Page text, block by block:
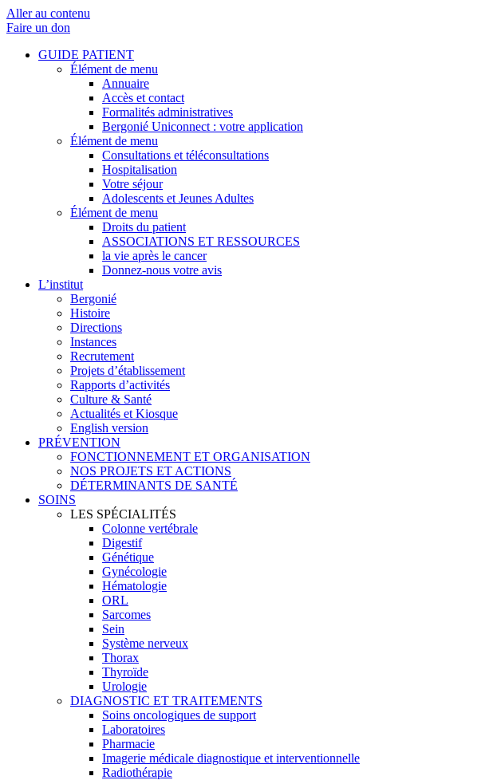
Aller au contenu
Faire un don
GUIDE PATIENT
Élément de menu
Annuaire
Accès et contact
Formalités administratives
Bergonié Uniconnect : votre application
Élément de menu
Consultations et téléconsultations
Hospitalisation
Votre séjour
Adolescents et Jeunes Adultes
Élément de menu
Droits du patient
ASSOCIATIONS ET RESSOURCES
la vie après le cancer
Donnez-nous votre avis
L’institut
Bergonié
Histoire
Directions
Instances
Recrutement
Projets d’établissement
Rapports d’activités
Culture & Santé
Actualités et Kiosque
English version
PRÉVENTION
FONCTIONNEMENT ET ORGANISATION
NOS PROJETS ET ACTIONS
DÉTERMINANTS DE SANTÉ
SOINS
LES SPÉCIALITÉS
Colonne vertébrale
Digestif
Génétique
Gynécologie
Hématologie
ORL
Sarcomes
Sein
Système nerveux
Thorax
Thyroïde
Urologie
DIAGNOSTIC ET TRAITEMENTS
Soins oncologiques de support
Laboratoires
Pharmacie
Imagerie médicale diagnostique et interventionnelle
Radiothérapie